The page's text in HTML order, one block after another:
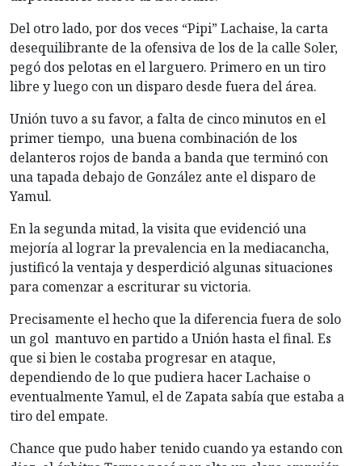
Del otro lado, por dos veces “Pipi” Lachaise, la carta
desequilibrante de la ofensiva de los de la calle Soler,
pegó dos pelotas en el larguero. Primero en un tiro
libre y luego con un disparo desde fuera del área.
Unión tuvo a su favor, a falta de cinco minutos en el
primer tiempo, una buena combinación de los
delanteros rojos de banda a banda que terminó con
una tapada debajo de González ante el disparo de
Yamul.
En la segunda mitad, la visita que evidenció una
mejoría al lograr la prevalencia en la mediacancha,
justificó la ventaja y desperdició algunas situaciones
para comenzar a escriturar su victoria.
Precisamente el hecho que la diferencia fuera de solo
un gol mantuvo en partido a Unión hasta el final. Es
que si bien le costaba progresar en ataque,
dependiendo de lo que pudiera hacer Lachaise o
eventualmente Yamul, el de Zapata sabía que estaba a
tiro del empate.
Chance que pudo haber tenido cuando ya estando con